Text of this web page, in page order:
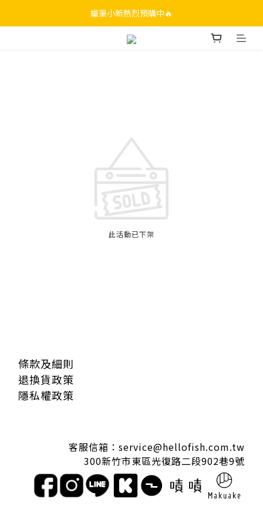
蠟筆小新熱烈預購中🔥
此活動已下架
條款及細則
退換貨政策
隱私權政策
客服信箱：service@hellofish.com.tw
300新竹市東區光復路二段902巷9號